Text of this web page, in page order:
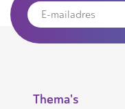
Thema's